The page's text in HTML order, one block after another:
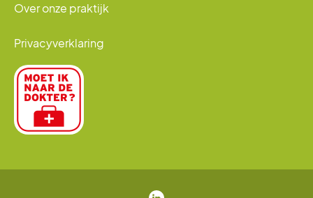
Over onze praktijk
Privacyverklaring